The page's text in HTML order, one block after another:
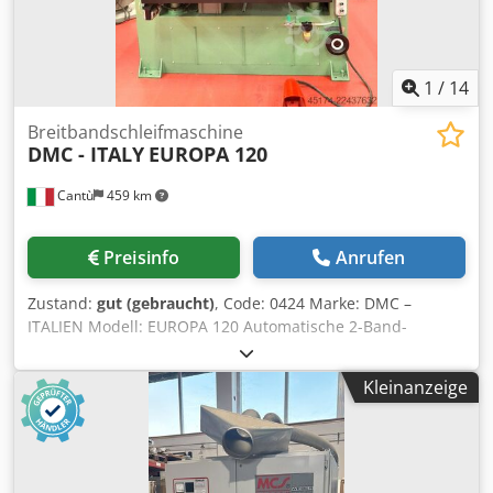
1 / 14
Cantù 459 km
Breitbandschleifmaschine
DMC - ITALY EUROPA 120
Preisinfo Anrufen
Zustand: gut (gebraucht), Code: 0424 Marke: DMC –
ITALIEN Modell: EUROPA 120 Automatische 2-Band-
Kalibrierschleifmaschine für Holz, Möbel,
Innenausbauelemente, Holzrahmen, Türen, Platten,
Verbundwerkstoffe und diverse Materialien. Technische
Daten: Robuste Konstruktion Max. Arbeitsbreite mm 1200
Max. Arbeitshöhe mm 170 Schleifbandgröße mm 2200 x
1250 1. Gruppe: Gummikalibrierwalze – Durchmesser mm
220 – Einstellbare Haltevorrichtungen für den
Kleinanzeige